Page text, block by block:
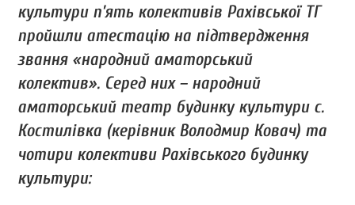
культури п’ять колективів Рахівської ТГ
пройшли атестацію на підтвердження
звання «народний аматорський
колектив». Серед них – народний
аматорський театр будинку культури с.
Костилівка (керівник Володмир Ковач) та
чотири колективи Рахівського будинку
культури: